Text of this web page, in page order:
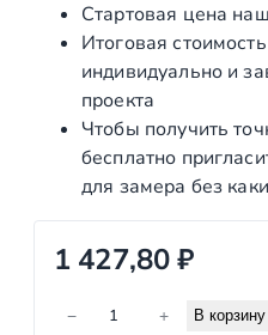
Стартовая цена
Итоговая
индивидуально и
проекта
Чтобы получить
бесплатно
для замера без
1 427,80₽
− + В корзину